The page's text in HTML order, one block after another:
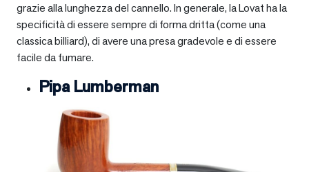
grazie alla lunghezza del cannello. In generale, la Lovat ha la
specificità di essere sempre di forma dritta (come una
classica billiard), di avere una presa gradevole e di essere
facile da fumare.
Pipa Lumberman